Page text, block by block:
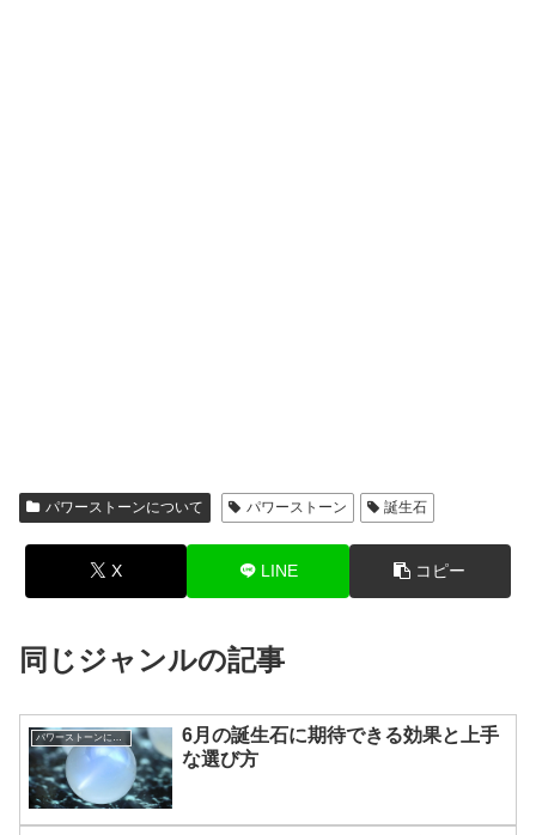
パワーストーンについて パワーストーン 誕生石
X LINE コピー
同じジャンルの記事
パワーストーンについて
6月の誕生石に期待できる効果と上手
な選び方